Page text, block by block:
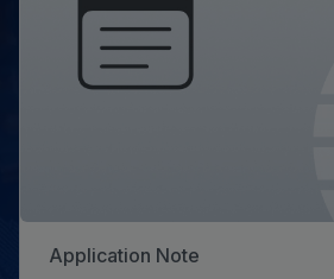
Application Note